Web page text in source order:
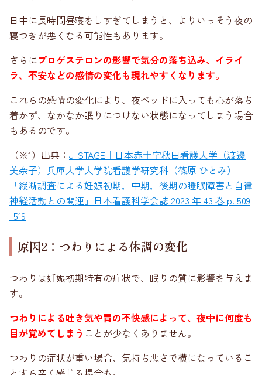
日中に長時間昼寝をしすぎてしまうと、よりいっそう夜の
寝つきが悪くなる可能性もあります。
さらにプロゲステロンの影響で気分の落ち込み、イライ
ラ、不安などの感情の変化も現れやすくなります。
これらの感情の変化により、夜ベッドに入っても心が落ち
着かず、なかなか眠りにつけない状態になってしまう場合
もあるのです。
（※1）出典： J-STAGE｜日本赤十字秋田看護大学（渡邊
美奈子）兵庫大学大学院看護学研究科（篠原 ひとみ）
「縦断調査による妊娠初期，中期，後期の睡眠障害と自律
神経活動との関連」日本看護科学会誌 2023 年 43 巻 p. 509
-519
原因2：つわりによる体調の変化
つわりは妊娠初期特有の症状で、眠りの質に影響を与えま
す。
つわりによる吐き気や胃の不快感によって、夜中に何度も
目が覚めてしまう ことが少なくありません。
つわりの症状が重い場合、気持ち悪さで横になっているこ